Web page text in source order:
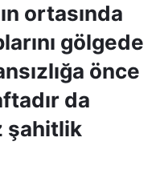
ortasında
gölgede
önce
da
şahitlik